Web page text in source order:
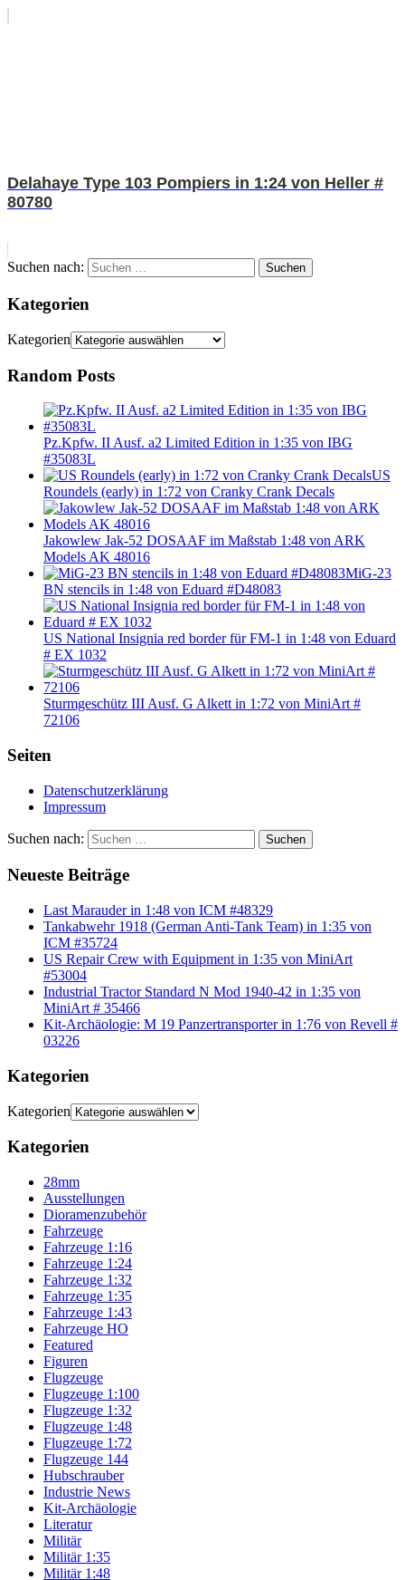
Delahaye Type 103 Pompiers in 1:24 von Heller #
80780
Suchen nach: Suchen
Kategorien
Kategorien
Random Posts
Pz.Kpfw. II Ausf. a2 Limited Edition in 1:35 von IBG
#35083L
US
Roundels (early) in 1:72 von Cranky Crank Decals
Jakowlew Jak-52 DOSAAF im Maßstab 1:48 von ARK
Models AK 48016
MiG-23
BN stencils in 1:48 von Eduard #D48083
US National Insignia red border für FM-1 in 1:48 von Eduard
# EX 1032
Sturmgeschütz III Ausf. G Alkett in 1:72 von MiniArt #
72106
Seiten
Datenschutzerklärung
Impressum
Suchen nach: Suchen
Neueste Beiträge
Last Marauder in 1:48 von ICM #48329
Tankabwehr 1918 (German Anti-Tank Team) in 1:35 von
ICM #35724
US Repair Crew with Equipment in 1:35 von MiniArt
#53004
Industrial Tractor Standard N Mod 1940-42 in 1:35 von
MiniArt # 35466
Kit-Archäologie: M 19 Panzertransporter in 1:76 von Revell #
03226
Kategorien
Kategorien
Kategorien
28mm
Ausstellungen
Dioramenzubehör
Fahrzeuge
Fahrzeuge 1:16
Fahrzeuge 1:24
Fahrzeuge 1:32
Fahrzeuge 1:35
Fahrzeuge 1:43
Fahrzeuge HO
Featured
Figuren
Flugzeuge
Flugzeuge 1:100
Flugzeuge 1:32
Flugzeuge 1:48
Flugzeuge 1:72
Flugzeuge 144
Hubschrauber
Industrie News
Kit-Archäologie
Literatur
Militär
Militär 1:35
Militär 1:48